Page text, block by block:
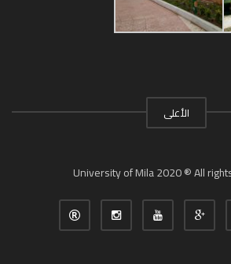
الأعلى
University of Mila 2020 ® All